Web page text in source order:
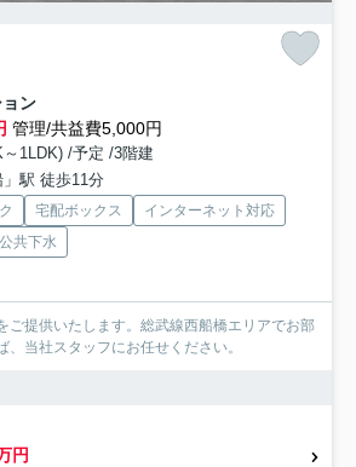
ン
管理/共益費5,000円
1LDK) /予定 /3階建
駅 徒歩11分
宅配ボックス
インターネット対応
公共下水
ご提供いたします。総武線西船橋エリアでお部
、当社スタッフにお任せください。
円